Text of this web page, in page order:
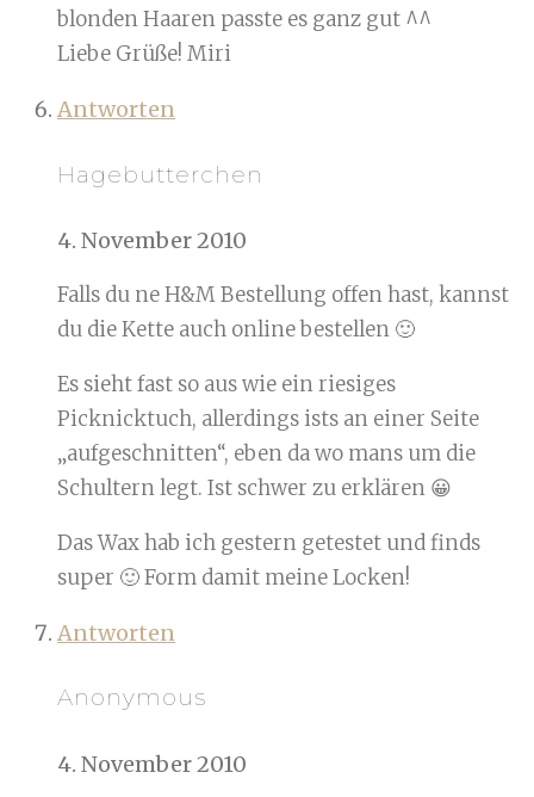
blonden Haaren passte es ganz gut ^^
Liebe Grüße! Miri
Antworten
Hagebutterchen
4. November 2010
Falls du ne H&M Bestellung offen hast, kannst
du die Kette auch online bestellen 🙂
Es sieht fast so aus wie ein riesiges
Picknicktuch, allerdings ists an einer Seite
„aufgeschnitten“, eben da wo mans um die
Schultern legt. Ist schwer zu erklären 😀
Das Wax hab ich gestern getestet und finds
super 🙂 Form damit meine Locken!
Antworten
Anonymous
4. November 2010